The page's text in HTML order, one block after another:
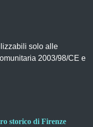
solo alle
2003/98/CE e
storico di Firenze